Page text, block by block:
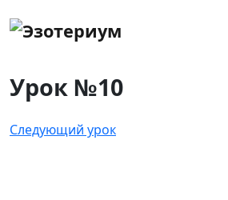
Урок №10
Следующий урок